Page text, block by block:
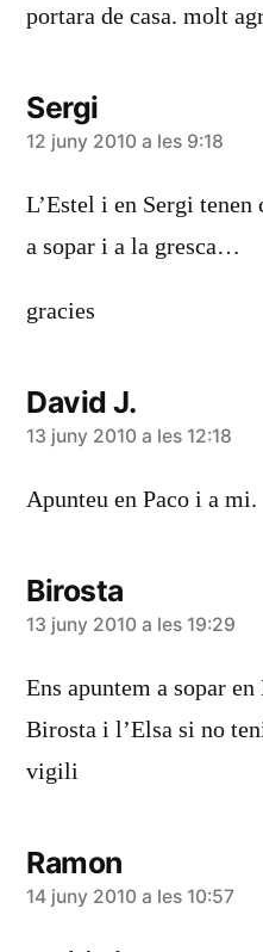
portara de casa. molt
Sergi
diu:
12 juny 2010 a les 9:18
L’Estel i en Sergi
a sopar i a la gresca…
gracies
David J.
diu:
13 juny 2010 a les 12:18
Apunteu en Paco i a mi.
Birosta
diu:
13 juny 2010 a les 19:29
Ens apuntem a sopar
Birosta i l’Elsa si no
vigili
Ramon
diu:
14 juny 2010 a les 10:57